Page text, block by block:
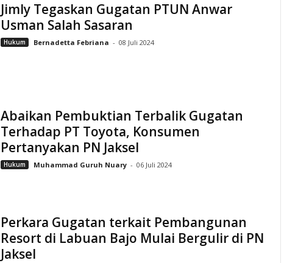
Jimly Tegaskan Gugatan PTUN Anwar
Usman Salah Sasaran
Hukum Bernadetta Febriana - 08 Juli 2024
Abaikan Pembuktian Terbalik Gugatan
Terhadap PT Toyota, Konsumen
Pertanyakan PN Jaksel
Hukum Muhammad Guruh Nuary - 06 Juli 2024
Perkara Gugatan terkait Pembangunan
Resort di Labuan Bajo Mulai Bergulir di PN
Jaksel